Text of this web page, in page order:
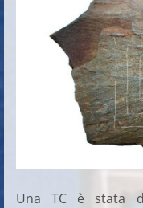
Una TC è stata